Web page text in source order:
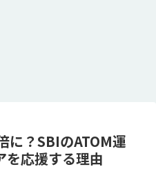
に？SBIのATOM運
を応援する理由